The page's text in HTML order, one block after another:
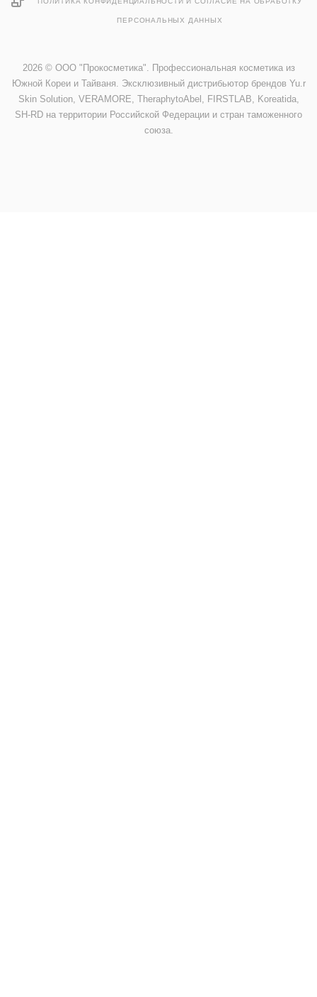
ПЕРСОНАЛЬНЫХ ДАННЫХ
2026 © ООО "Прокосметика". Профессиональная косметика из
Южной Кореи и Тайваня. Эксклюзивный дистрибьютор брендов Yu.r
Skin Solution, VERAMORE, TheraphytoAbel, FIRSTLAB, Koreatida,
SH-RD на территории Российской Федерации и стран таможенного
союза.